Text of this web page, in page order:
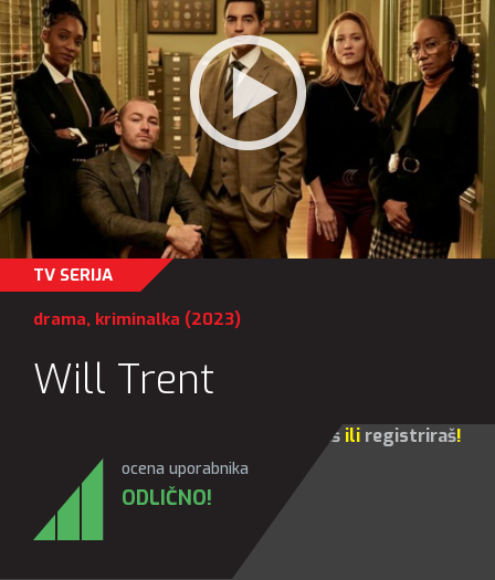
TV SERIJA
drama, kriminalka (2023)
Will Trent
prijaviš ili registriraš!
ocena uporabnika
ODLIČNO!